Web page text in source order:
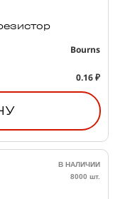
Bourns
0.16 ₽
В НАЛИЧИИ
8000 шт.